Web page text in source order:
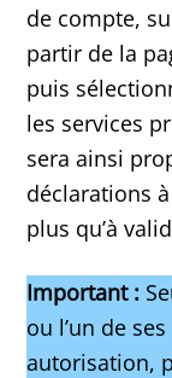
de compte,
partir de la
puis
les services
sera ainsi
déclarations
plus qu’à
Important :
ou l’un de
autorisation,